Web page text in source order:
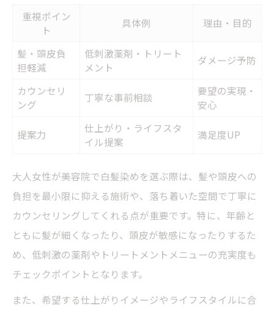
重視ポイン
ト
具体例 理由・目的
髪・頭皮負
担軽減
低刺激薬剤・トリート
メント
ダメージ予防
カウンセリ
ング
丁寧な事前相談
要望の実現・
安心
提案力
仕上がり・ライフスタ
イル提案
満足度UP
大人女性が美容院で白髪染めを選ぶ際は、髪や頭皮への
負担を最小限に抑える施術や、落ち着いた空間で丁寧に
カウンセリングしてくれる点が重要です。特に、年齢と
ともに髪が細くなったり、頭皮が敏感になったりするた
め、低刺激の薬剤やトリートメントメニューの充実度も
チェックポイントとなります。
また、希望する仕上がりイメージやライフスタイルに合